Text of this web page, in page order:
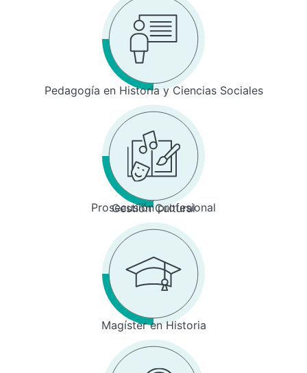
Pedagogía en Historia y Ciencias Sociales
Prosecusión profesional
Gestión Cultural
Magíster en Historia